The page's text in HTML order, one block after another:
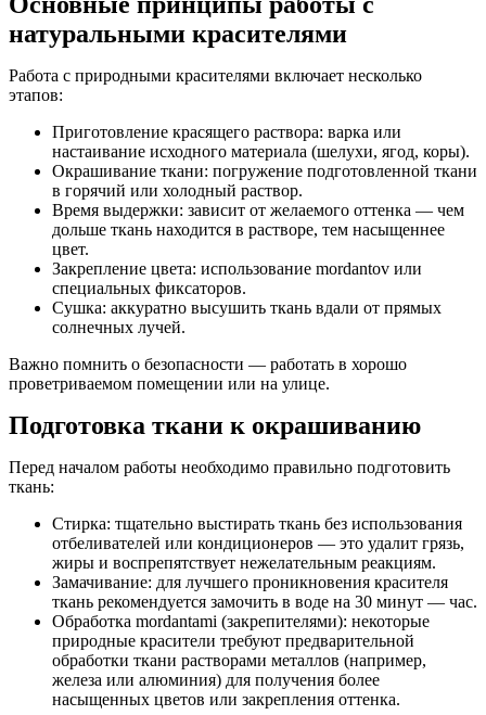
натуральными красителями
Работа с природными красителями включает несколько
этапов:
Приготовление красящего раствора: варка или
настаивание исходного материала (шелухи, ягод, коры).
Окрашивание ткани: погружение подготовленной ткани
в горячий или холодный раствор.
Время выдержки: зависит от желаемого оттенка — чем
дольше ткань находится в растворе, тем насыщеннее
цвет.
Закрепление цвета: использование mordantov или
специальных фиксаторов.
Сушка: аккуратно высушить ткань вдали от прямых
солнечных лучей.
Важно помнить о безопасности — работать в хорошо
проветриваемом помещении или на улице.
Подготовка ткани к окрашиванию
Перед началом работы необходимо правильно подготовить
ткань:
Стирка: тщательно выстирать ткань без использования
отбеливателей или кондиционеров — это удалит грязь,
жиры и воспрепятствует нежелательным реакциям.
Замачивание: для лучшего проникновения красителя
ткань рекомендуется замочить в воде на 30 минут — час.
Обработка mordantami (закрепителями): некоторые
природные красители требуют предварительной
обработки ткани растворами металлов (например,
железа или алюминия) для получения более
насыщенных цветов или закрепления оттенка.